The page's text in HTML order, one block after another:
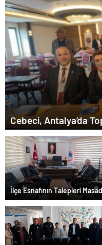
Cebeci, Antalya’da
İlçe Esnafının Talepleri